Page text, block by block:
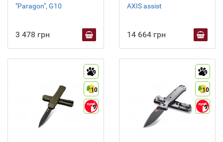
"Paragon", G10
3 478 грн
AXIS assist
14 664 грн
9
10
9
9
10
9